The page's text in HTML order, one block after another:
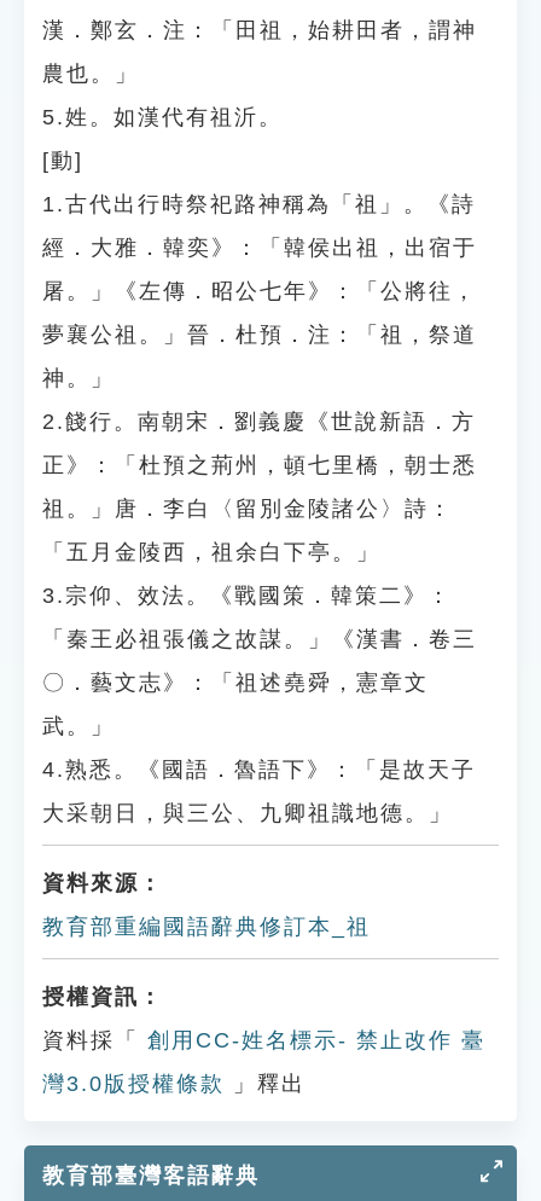
漢．鄭玄．注：「田祖，始耕田者，謂神
農也。」
5.姓。如漢代有祖沂。
[動]
1.古代出行時祭祀路神稱為「祖」。《詩
經．大雅．韓奕》：「韓侯出祖，出宿于
屠。」《左傳．昭公七年》：「公將往，
夢襄公祖。」晉．杜預．注：「祖，祭道
神。」
2.餞行。南朝宋．劉義慶《世說新語．方
正》：「杜預之荊州，頓七里橋，朝士悉
祖。」唐．李白〈留別金陵諸公〉詩：
「五月金陵西，祖余白下亭。」
3.宗仰、效法。《戰國策．韓策二》：
「秦王必祖張儀之故謀。」《漢書．卷三
〇．藝文志》：「祖述堯舜，憲章文
武。」
4.熟悉。《國語．魯語下》：「是故天子
大采朝日，與三公、九卿祖識地德。」
資料來源：
教育部重編國語辭典修訂本_祖
授權資訊：
資料採「
創用CC-姓名標示- 禁止改作 臺
灣3.0版授權條款
」釋出
教育部臺灣客語辭典